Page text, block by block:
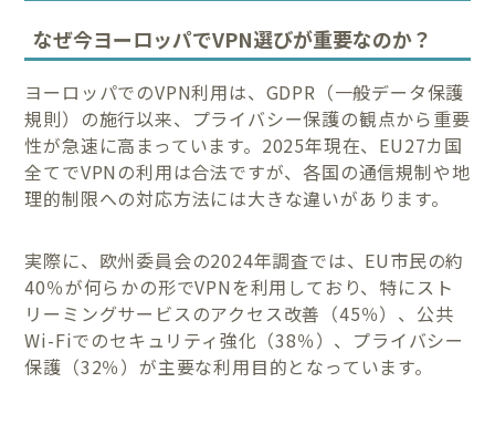
なぜ今ヨーロッパでVPN選びが重要なのか？
ヨーロッパでのVPN利用は、GDPR（一般データ保護
規則）の施行以来、プライバシー保護の観点から重要
性が急速に高まっています。2025年現在、EU27カ国
全てでVPNの利用は合法ですが、各国の通信規制や地
理的制限への対応方法には大きな違いがあります。
実際に、欧州委員会の2024年調査では、EU市民の約
40％が何らかの形でVPNを利用しており、特にスト
リーミングサービスのアクセス改善（45％）、公共
Wi-Fiでのセキュリティ強化（38％）、プライバシー
保護（32％）が主要な利用目的となっています。